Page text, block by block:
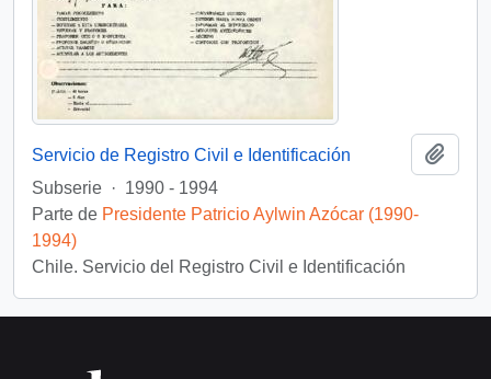
Servicio de Registro Civil e Identificación
Subserie · 1990 - 1994
Parte de Presidente Patricio Aylwin Azócar (1990-
1994)
Chile. Servicio del Registro Civil e Identificación